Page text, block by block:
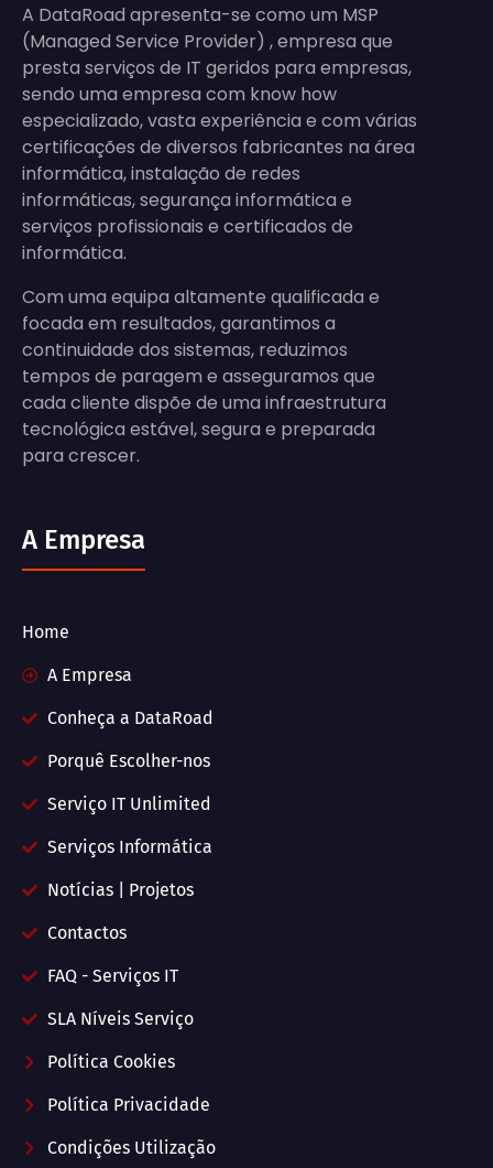
A DataRoad apresenta-se como um MSP
(Managed Service Provider) , empresa que
presta serviços de IT geridos para empresas,
sendo uma empresa com know how
especializado, vasta experiência e com várias
certificações de diversos fabricantes na área
informática, instalação de redes
informáticas, segurança informática e
serviços profissionais e certificados de
informática.
Com uma equipa altamente qualificada e
focada em resultados, garantimos a
continuidade dos sistemas, reduzimos
tempos de paragem e asseguramos que
cada cliente dispõe de uma infraestrutura
tecnológica estável, segura e preparada
para crescer.
A Empresa
Home
A Empresa
Conheça a DataRoad
Porquê Escolher-nos
Serviço IT Unlimited
Serviços Informática
Notícias | Projetos
Contactos
FAQ - Serviços IT
SLA Níveis Serviço
Política Cookies
Política Privacidade
Condições Utilização